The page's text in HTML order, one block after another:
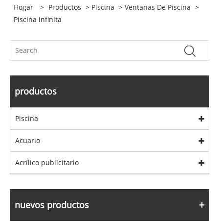
Hogar > Productos > Piscina >Ventanas De Piscina >
Piscina infinita
productos
Piscina
Acuario
Acrílico publicitario
nuevos productos